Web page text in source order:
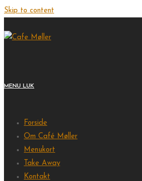
Skip to content
MENU LUK
Forside
Om Café Møller
Menukort
Take Away
Kontakt